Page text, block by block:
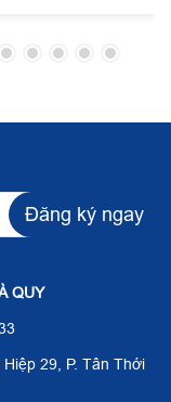
Đăng ký ngay
QUY
29, P. Tân Thới